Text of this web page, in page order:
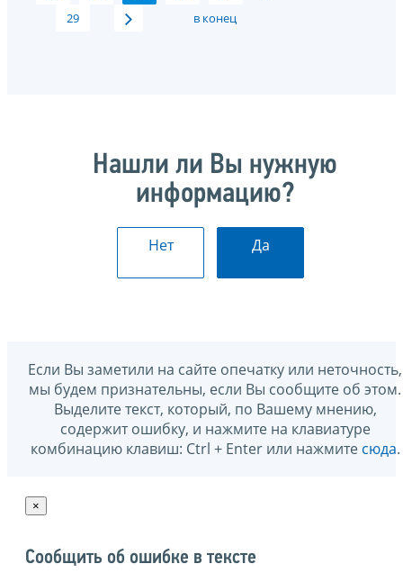
29
в конец
Нашли ли Вы нужную
информацию?
Нет Да
Если Вы заметили на сайте опечатку или неточность,
мы будем признательны, если Вы сообщите об этом.
Выделите текст, который, по Вашему мнению,
содержит ошибку, и нажмите на клавиатуре
комбинацию клавиш: Ctrl + Enter или нажмите сюда.
×
Сообщить об ошибке в тексте